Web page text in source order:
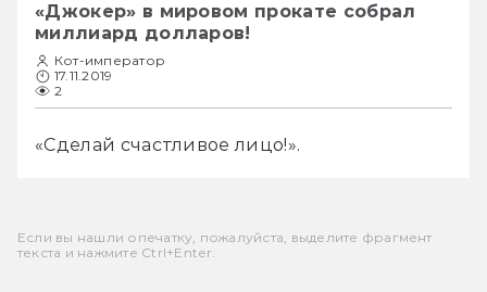
«Джокер» в мировом прокате собрал
миллиард долларов!
Кот-император
17.11.2019
2
«Сделай счастливое лицо!».
Если вы нашли опечатку, пожалуйста, выделите фрагмент
текста и нажмите Ctrl+Enter.